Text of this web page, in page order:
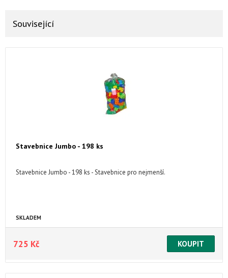
Související
Stavebnice Jumbo - 198 ks
Stavebnice Jumbo - 198 ks - Stavebnice pro nejmenší.
SKLADEM
725 Kč